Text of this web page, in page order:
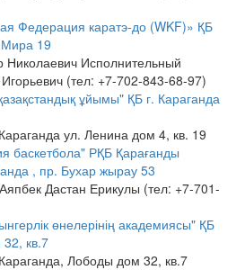
Федерация каратэ-до (WKF)» ҚБ
Мира 19
Николаевич Исполнительный
(тел: +7-702-843-68-97)
ұйымы" ҚБ г. Караганда
ул. Ленина дом 4, кв. 19
баскетбола" РҚБ Қарағанды
, пр. Бухар жырау 53
Дастан Ерикулы (тел: +7-701-
өнелерінің академиясы" ҚБ
кв.7
Лободы дом 32, кв.7